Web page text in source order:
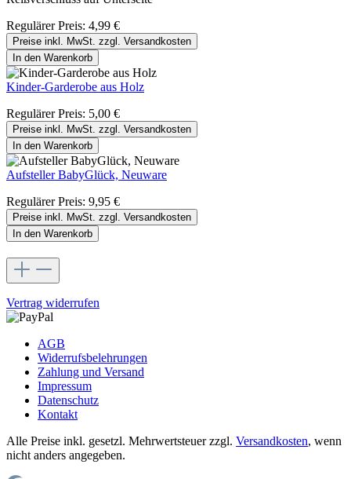
Regulärer Preis: 4,99 €
Preise inkl. MwSt. zzgl. Versandkosten
In den Warenkorb
Kinder-Garderobe aus Holz
Regulärer Preis: 5,00 €
Preise inkl. MwSt. zzgl. Versandkosten
In den Warenkorb
Aufsteller BabyGlück, Neuware
Regulärer Preis: 9,95 €
Preise inkl. MwSt. zzgl. Versandkosten
In den Warenkorb
Vertrag widerrufen
AGB
Widerrufsbelehrungen
Zahlung und Versand
Impressum
Datenschutz
Kontakt
Alle Preise inkl. gesetzl. Mehrwertsteuer zzgl. Versandkosten, wenn
nicht anders angegeben.